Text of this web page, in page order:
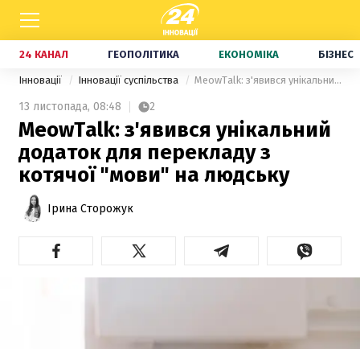
24 КАНАЛ ГЕОПОЛІТИКА ЕКОНОМІКА БІЗНЕС
Інновації Інновації суспільства MeowTalk: з'явився унікальний додаток для перекладу з котячої "мови" на людську
13 листопада, 08:48 2
MeowTalk: з'явився унікальний
додаток для перекладу з
котячої "мови" на людську
Ірина Сторожук